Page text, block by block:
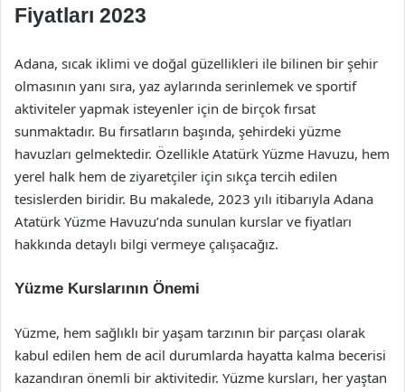
Fiyatları 2023
Adana, sıcak iklimi ve doğal güzellikleri ile bilinen bir şehir
olmasının yanı sıra, yaz aylarında serinlemek ve sportif
aktiviteler yapmak isteyenler için de birçok fırsat
sunmaktadır. Bu fırsatların başında, şehirdeki yüzme
havuzları gelmektedir. Özellikle Atatürk Yüzme Havuzu, hem
yerel halk hem de ziyaretçiler için sıkça tercih edilen
tesislerden biridir. Bu makalede, 2023 yılı itibarıyla Adana
Atatürk Yüzme Havuzu’nda sunulan kurslar ve fiyatları
hakkında detaylı bilgi vermeye çalışacağız.
Yüzme Kurslarının Önemi
Yüzme, hem sağlıklı bir yaşam tarzının bir parçası olarak
kabul edilen hem de acil durumlarda hayatta kalma becerisi
kazandıran önemli bir aktivitedir. Yüzme kursları, her yaştan